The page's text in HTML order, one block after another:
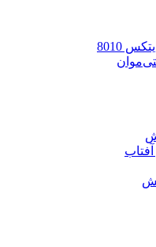
8010